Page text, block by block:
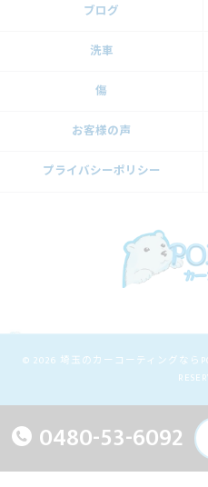
0480-53-6092
ブログ
洗車
傷
お客様の声
プライバシーポリシー
© 2026 埼玉のカーコーティングなら